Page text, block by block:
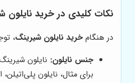
نکات کلیدی در خرید نایلون
در هنگام خرید نایلون شیرینگ،
جنس نایلون:
برای مثال، نایلون